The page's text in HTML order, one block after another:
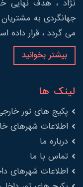
نژاد ، هدف نهایی
جهانگردی به
می گردد ، قرار داده
بیشتر بخوانید
لینک ها
پکیج های تور خارجی
اطلاعات شهرهای
درباره ما
تماس با ما
اطلاعات شهرهای